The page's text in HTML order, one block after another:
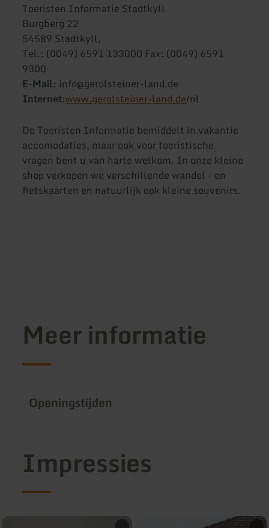
Toeristen Informatie Stadtkyll
Burgberg 22
54589 Stadtkyll,
Tel.: (0049) 6591 133000 Fax: (0049) 6591
9300
E-Mail: info@gerolsteiner-land.de
Internet:www.gerolsteiner-land.de/nl
De Toeristen Informatie bemiddelt in vakantie
accomodaties, maar ook voor toeristische
vragen bent u van harte welkom. In onze kleine
shop verkopen we verschillende wandel - en
fietskaarten en natuurlijk ook kleine souvenirs.
Meer informatie
Openingstijden
Impressies